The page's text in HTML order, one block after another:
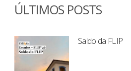
ÚLTIMOS POSTS
Saldo da FLIP